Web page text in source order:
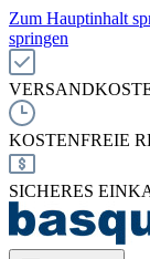
Zum Hauptinhalt
springen
KOSTENFREIE
SICHERES